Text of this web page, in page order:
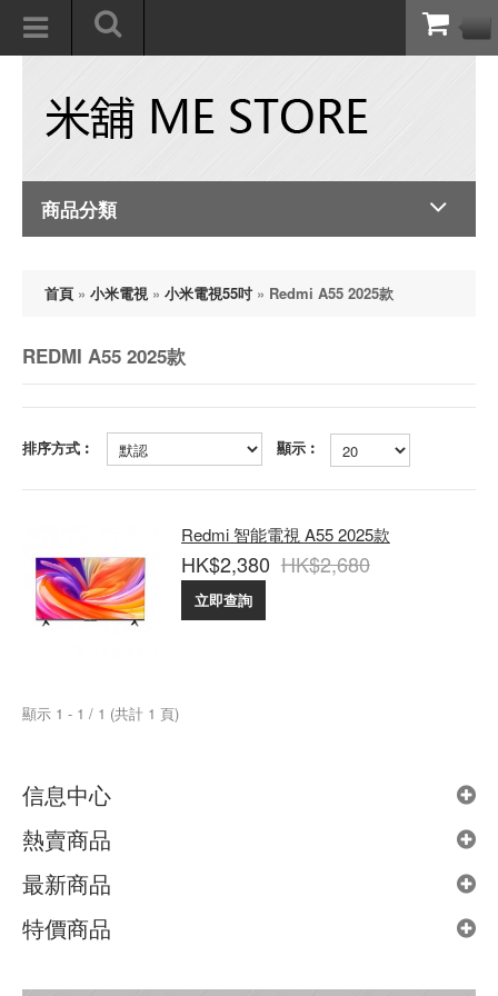
商品分類
首頁 » 小米電視» 小米電視55吋 » Redmi A55 2025款
REDMI A55 2025款
排序方式︰ 顯示︰
Redmi 智能電視 A55 2025款
HK$2,380 HK$2,680
立即查詢
顯示 1 - 1 / 1 (共計 1 頁)
信息中心
熱賣商品
最新商品
特價商品